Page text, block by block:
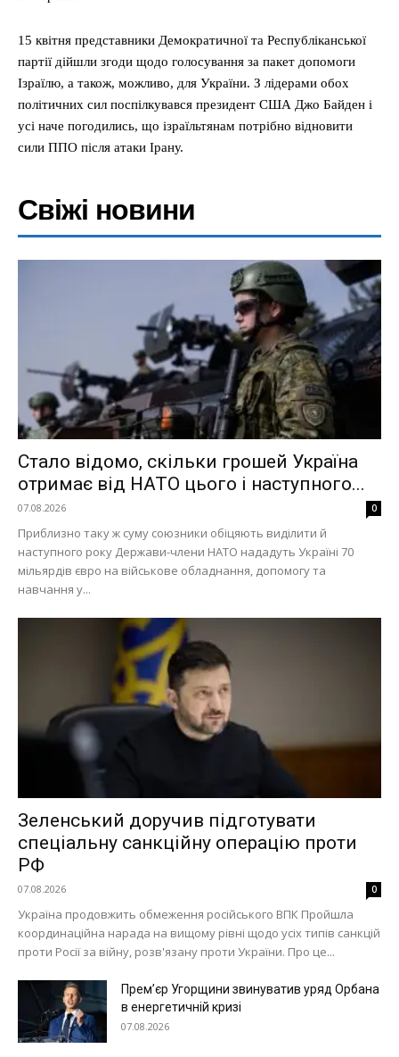
15 квітня представники Демократичної та Республіканської
партії дійшли згоди щодо голосування за пакет допомоги
Ізраїлю, а також, можливо, для України. З лідерами обох
політичних сил поспілкувався президент США Джо Байден і
усі наче погодились, що ізраїльтянам потрібно відновити
сили ППО після атаки Ірану.
Свіжі новини
Стало відомо, скільки грошей Україна
отримає від НАТО цього і наступного...
07.08.2026 0
Приблизно таку ж суму союзники обіцяють виділити й
наступного року Держави-члени НАТО нададуть Україні 70
мільярдів євро на військове обладнання, допомогу та
навчання у...
Зеленський доручив підготувати
спеціальну санкційну операцію проти
РФ
07.08.2026 0
Україна продовжить обмеження російського ВПК Пройшла
координаційна нарада на вищому рівні щодо усіх типів санкцій
проти Росії за війну, розв'язану проти України. Про це...
Прем’єр Угорщини звинуватив уряд Орбана
в енергетичній кризі
07.08.2026